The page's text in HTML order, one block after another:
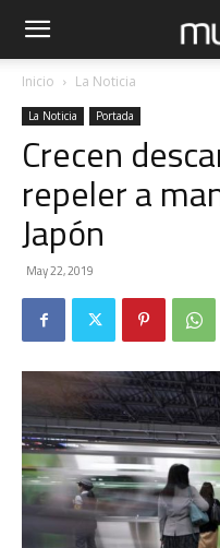
Inicio La Noticia
La Noticia Portada
Crecen
repeler a
Japón
May 22, 2019